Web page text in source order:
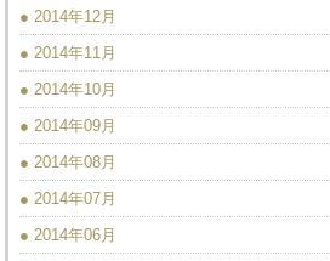
● 2014年12月
● 2014年11月
● 2014年10月
● 2014年09月
● 2014年08月
● 2014年07月
● 2014年06月